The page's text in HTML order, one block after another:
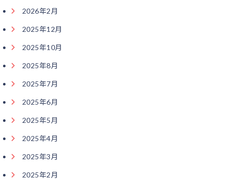
2026年2月
2025年12月
2025年10月
2025年8月
2025年7月
2025年6月
2025年5月
2025年4月
2025年3月
2025年2月